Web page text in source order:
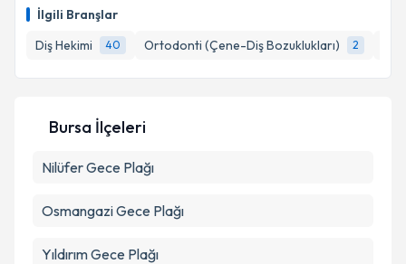
İlgili Branşlar
Diş Hekimi
40 Ortodonti (Çene-Diş Bozuklukları) 2
E-posta Adresiniz
Metni'ni okudum ve kişisel verilerimin belirtilen
kapsamda işlenmesini kabul ediyorum.
Bursa İlçeleri
NilüferGece Plağı
OsmangaziGece Plağı
YıldırımGece Plağı